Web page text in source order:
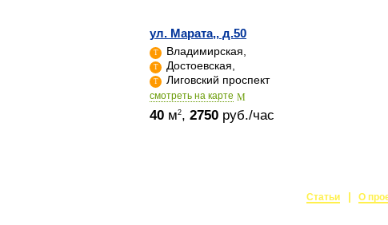
ул. Марата,, д.50
Владимирская,
Достоевская,
Лиговский проспект
cмотреть на карте
40 м2, 2750 руб./час
Статьи О